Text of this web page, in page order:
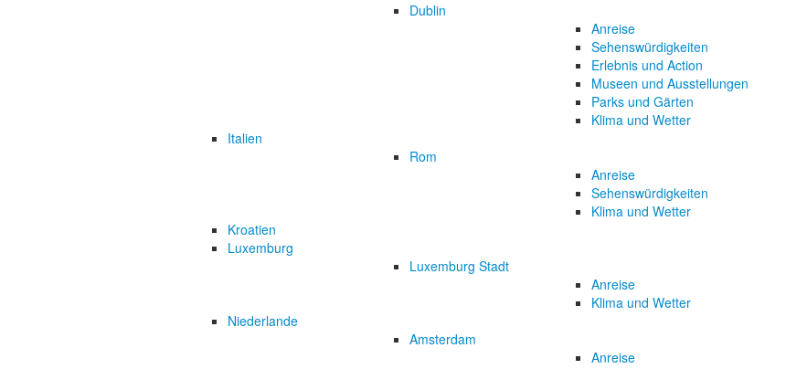
Dublin
Anreise
Sehenswürdigkeiten
Erlebnis und Action
Museen und Ausstellungen
Parks und Gärten
Klima und Wetter
Italien
Rom
Anreise
Sehenswürdigkeiten
Klima und Wetter
Kroatien
Luxemburg
Luxemburg Stadt
Anreise
Klima und Wetter
Niederlande
Amsterdam
Anreise